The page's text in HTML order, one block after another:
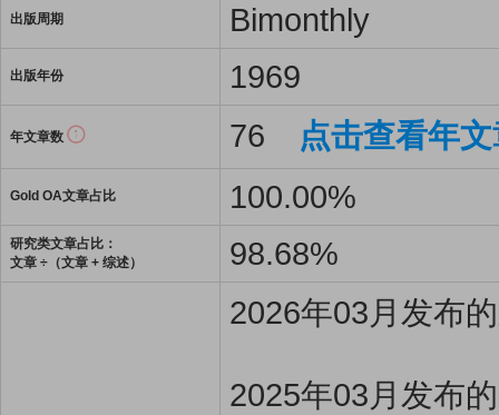
出版周期 Bimonthly
出版年份 1969
年文章数 76 点击查看年
Gold OA文章占比 100.00%
研究类文章占比：
文章 ÷（文章 + 综述）
98.68%
2026年03月发布
2025年03月发布